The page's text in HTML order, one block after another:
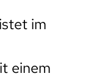
im
einem